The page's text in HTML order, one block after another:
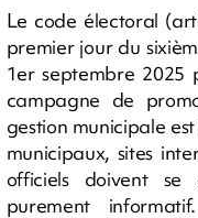
Le code électoral
premier jour du
1er septembre 2025
campagne de
gestion municipale
municipaux, sites
officiels doivent
purement